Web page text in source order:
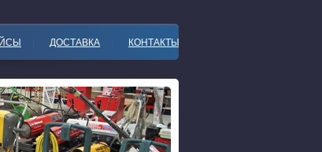
ДОСТАВКА КОНТАКТЫ